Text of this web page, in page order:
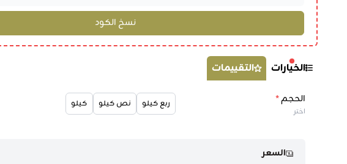
الخيارات التقييمات
الحجم*
اختر
ربع كيلو نص كيلو كيلو
السعر